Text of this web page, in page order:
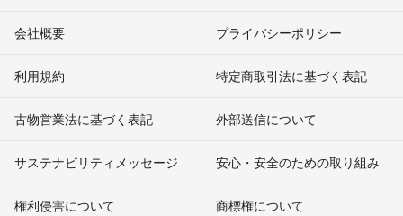
会社概要 プライバシーポリシー
利用規約 特定商取引法に基づく表記
古物営業法に基づく表記 外部送信について
サステナビリティメッセージ 安心・安全のための取り組み
権利侵害について
商標権について